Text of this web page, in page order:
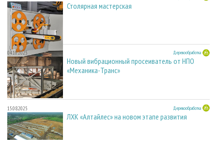
Столярная мастерская
04.10.2025 Деревообработка
Новый вибрационный просеиватель от НПО
«Механика-Транс»
15.08.2025 Деревообработка
ЛХК «Алтайлес» на новом этапе развития